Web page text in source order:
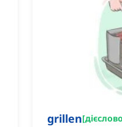
grillen[дієслово